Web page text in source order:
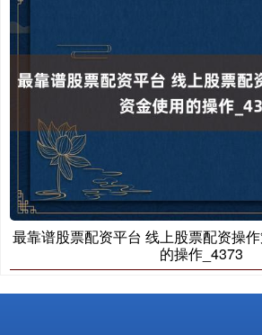
最靠谱股票配资平台 线上股票配资操
的操作_4373